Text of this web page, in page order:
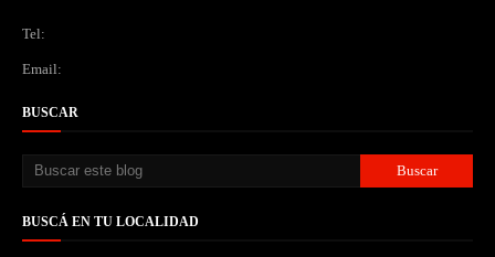
Tel:
Email:
BUSCAR
BUSCÁ EN TU LOCALIDAD